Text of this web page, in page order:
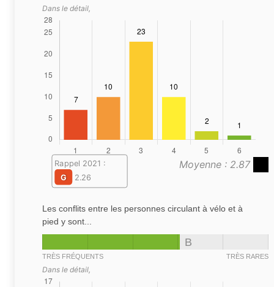
Dans le détail,
Moyenne : 2.87
Rappel 2021 :
G
2.26
Les conflits entre les personnes circulant à vélo et à
pied y sont...
B
TRÈS FRÉQUENTS TRÈS RARES
Dans le détail,